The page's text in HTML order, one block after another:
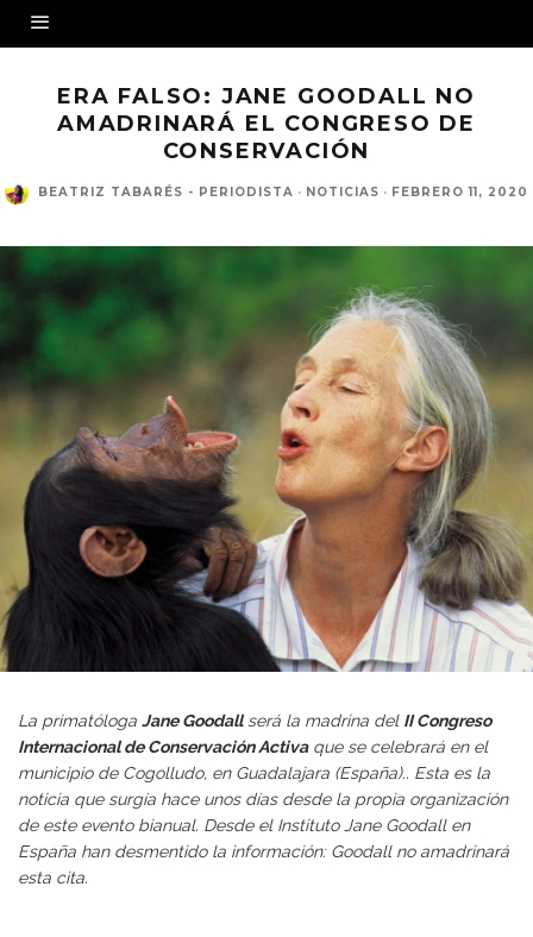
ERA FALSO: JANE GOODALL NO
AMADRINARÁ EL CONGRESO DE
CONSERVACIÓN
BEATRIZ TABARÉS - PERIODISTA · NOTICIAS · FEBRERO 11, 2020
La primatóloga Jane Goodallserá la madrina del II Congreso
Internacional de Conservación Activaque se celebrará en el
municipio de Cogolludo, en Guadalajara (España).. Esta es la
noticia que surgía hace unos días desde la propia organización
de este evento bianual. Desde el Instituto Jane Goodall en
España han desmentido la información: Goodall no amadrinará
esta cita.